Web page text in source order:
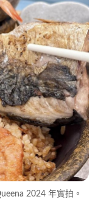
2024 年實拍。